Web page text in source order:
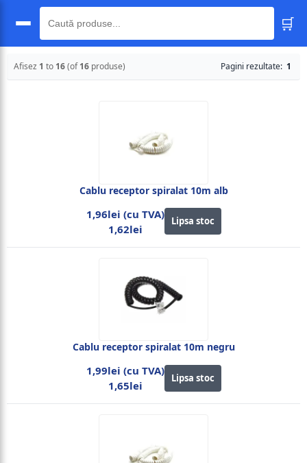
🛒
Afisez 1 to 16(of16 produse) Pagini rezultate: 1
Cablu receptor spiralat 10m alb
1,96lei (cu TVA)
1,62lei
Lipsa stoc
Cablu receptor spiralat 10m negru
1,99lei (cu TVA)
1,65lei
Lipsa stoc